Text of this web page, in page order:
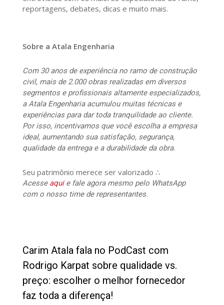
reportagens, debates, dicas e muito mais.
Sobre a Atala Engenharia
Com 30 anos de experiência no ramo de construção
civil, mais de 2.000 obras realizadas em diversos
segmentos e profissionais altamente especializados,
a Atala Engenharia acumulou muitas técnicas e
experiências para dar toda tranquilidade ao cliente.
Por isso, incentivamos que você escolha a empresa
ideal, aumentando sua satisfação, segurança,
qualidade da entrega e a durabilidade da obra.
Seu patrimônio merece ser valorizado ∴
Acesse aquie fale agora mesmo pelo WhatsApp
com o nosso time de representantes.
Carim Atala fala no PodCast com
Rodrigo Karpat sobre qualidade vs.
preço: escolher o melhor fornecedor
faz toda a diferença!